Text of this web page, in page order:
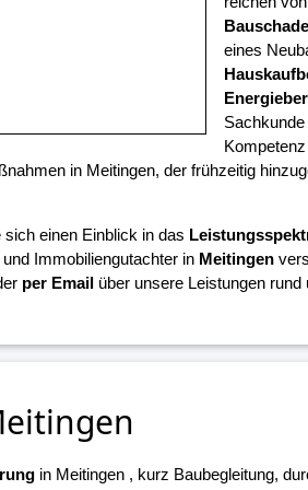
eines
in Meitingen, der frühzeitig
einen Einblick in das
Immobiliengutachter in Meitingen
per Emailüber unsere Leistungen rund
in Meitingen , kurz Baubegleitung,